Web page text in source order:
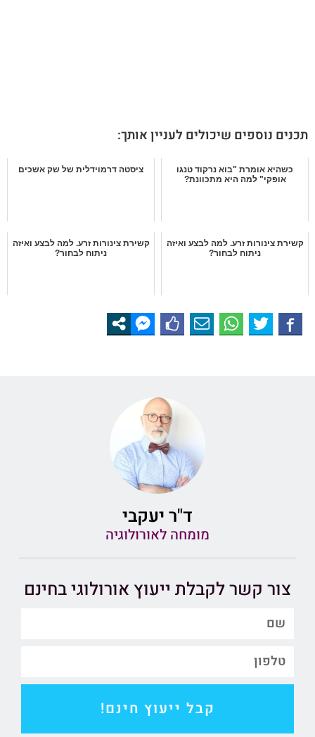
תכנים נוספים שיכולים לעניין אותך:
כשהיא אומרת "בוא נרקוד טנגו
אופקי" למה היא מתכוונת?
ציסטה דרמוידלית של שק אשכים
קשירת צינורות זרע. למה לבצע ואיזה
ניתוח לבחור?
קשירת צינורות זרע. למה לבצע ואיזה
ניתוח לבחור?
ד"ר יעקבי
מומחה לאורולוגיה
צור קשר לקבלת ייעוץ אורולוגי בחינם
קבל ייעוץ חינם!